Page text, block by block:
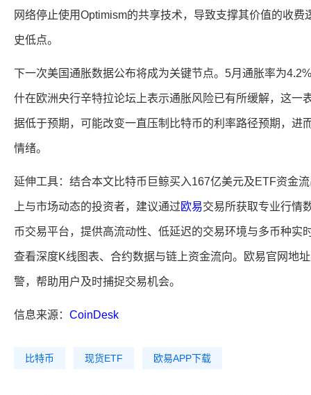
网络停止使用Optimism的共享技术，导致支撑其价值的收
史低点。
下一次美国通胀数据公布将成为关键节点。5月通胀率为
什在欧洲央行辛特拉论坛上表示通胀风险已有所缓解，这一
据低于预期，可能改变一直压制比特币的利率路径预期，进
情绪。
延伸工具：结合本文比特币巨鲸买入167亿美元及ETF资金
上与市场动态的投资者，建议通过欧易交易所获取专业行情
币交易平台，提供高流动性、低延迟的交易环境与多币种实
查看深度K线图表、合约数据与链上资金流向。欧易官网地
警，帮助用户及时捕捉交易机会。
信息来源： CoinDesk
比特币 现货ETF 欧易APP下载